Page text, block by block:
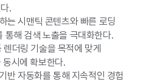
.
는 시맨틱 콘텐츠와 빠른 로딩
통해 검색 노출을 극대화한다.
더링 기술을 목적에 맞게
시에 확보한다.
반 자동화를 통해 지속적인 경험